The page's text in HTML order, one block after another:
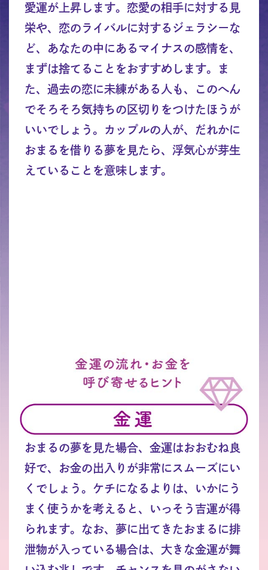
愛運が上昇します。恋愛の相手に対する見
栄や、恋のライバルに対するジェラシーな
ど、あなたの中にあるマイナスの感情を、
まずは捨てることをおすすめします。ま
た、過去の恋に未練がある人も、このへん
でそろそろ気持ちの区切りをつけたほうが
いいでしょう。カップルの人が、だれかに
おまるを借りる夢を見たら、浮気心が芽生
えていることを意味します。
おまるの夢を見た場合、金運はおおむね良
好で、お金の出入りが非常にスムーズにい
くでしょう。ケチになるよりは、いかにう
まく使うかを考えると、いっそう吉運が得
られます。なお、夢に出てきたおまるに排
泄物が入っている場合は、大きな金運が舞